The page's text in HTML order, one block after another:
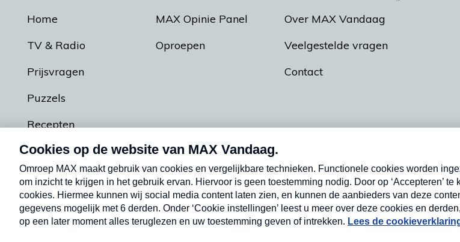
Home
TV & Radio
Prijsvragen
Puzzels
Recepten
Podcasts
MAX Opinie Panel
Oproepen
Over MAX Vandaag
Veelgestelde vragen
Contact